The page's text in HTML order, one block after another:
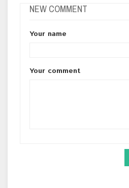
NEW COMMENT
Your name
Your comment